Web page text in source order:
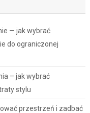
— jak wybrać
do ograniczonej
– jak wybrać
stylu
przestrzeń i zadbać